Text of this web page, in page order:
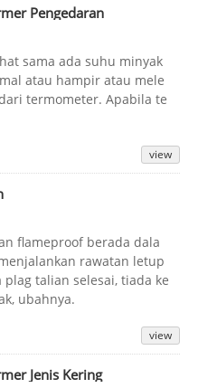
Pengedaran
sama ada suhu minyak
atau hampir atau mele
termometer. Apabila te
view
flameproof berada dala
rawatan letup
talian selesai, tiada ke
ubahnya.
view
Jenis Kering